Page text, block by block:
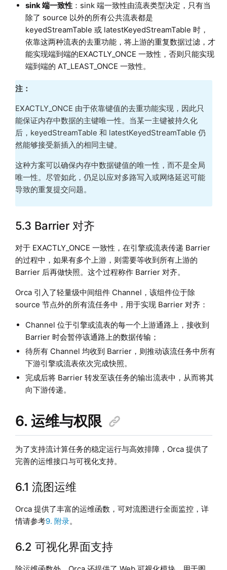
sink 端一致性：sink 端一致性由流表类型决定，只有当
除了 source 以外的所有公共流表都是
keyedStreamTable 或 latestKeyedStreamTable 时，
依靠这两种流表的去重功能，将上游的重复数据过滤，才
能实现端到端的EXACTLY_ONCE 一致性，否则只能实现
端到端的 AT_LEAST_ONCE 一致性。
注：
EXACTLY_ONCE 由于依靠键值的去重功能实现，因此只
能保证内存中数据的主键唯一性。当某一主键被持久化
后，keyedStreamTable 和 latestKeyedStreamTable 仍
然能够接受新插入的相同主键。
这种方案可以确保内存中数据键值的唯一性，而不是全局
唯一性。尽管如此，仍足以应对多路写入或网络延迟可能
导致的重复提交问题。
5.3 Barrier 对齐
对于 EXACTLY_ONCE 一致性，在引擎或流表传递 Barrier
的过程中，如果有多个上游，则需要等收到所有上游的
Barrier 后再做快照。这个过程称作 Barrier 对齐。
Orca 引入了轻量级中间组件 Channel，该组件位于除
source 节点外的所有流任务中，用于实现 Barrier 对齐：
Channel 位于引擎或流表的每一个上游通路上，接收到
Barrier 时会暂停该通路上的数据传输；
待所有 Channel 均收到 Barrier，则推动该流任务中所有
下游引擎或流表依次完成快照。
完成后将 Barrier 转发至该任务的输出流表中，从而将其
向下游传递。
6. 运维与权限
为了支持流计算任务的稳定运行与高效排障，Orca 提供了
完善的运维接口与可视化支持。
6.1 流图运维
Orca 提供了丰富的运维函数，可对流图进行全面监控，详
情请参考9. 附录。
6.2 可视化界面支持